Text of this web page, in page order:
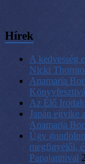
Hírek
A kedvesség
Nicki
Anamaria
Az Élő
Japán egyike
Anamaria
Úgy
megfigyelői,
Papajannival